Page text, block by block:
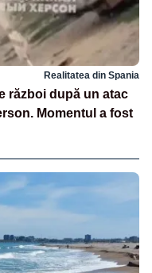
Realitatea din Spania
război după un atac
Momentul a fost